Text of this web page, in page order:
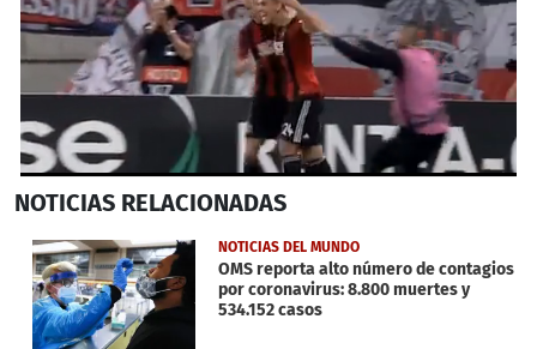
seconds
34
seconds
NOTICIAS RELACIONADAS
NOTICIAS DEL MUNDO
OMS reporta alto número de contagios
por coronavirus: 8.800 muertes y
534.152 casos